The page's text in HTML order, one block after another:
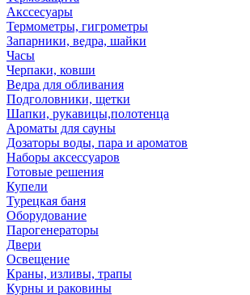
Аксcесуары
Термометры, гигрометры
Запарники, ведра, шайки
Часы
Черпаки, ковши
Ведра для обливания
Подголовники, щетки
Шапки, рукавицы,полотенца
Ароматы для сауны
Дозаторы воды, пара и ароматов
Наборы аксессуаров
Готовые решения
Купели
Турецкая баня
Оборудование
Парогенераторы
Двери
Освещение
Краны, изливы, трапы
Курны и раковины